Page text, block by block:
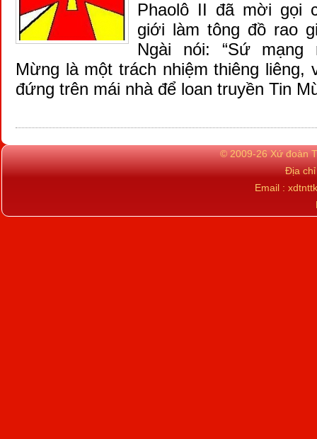
Phaolô II đã mời gọi
giới làm tông đồ rao
Ngài nói: “Sứ mạng
Mừng là một trách nhiệm thiêng liêng,
đứng trên mái nhà để loan truyền Tin
© 2009-26 Xứ đoàn
Địa
Email :